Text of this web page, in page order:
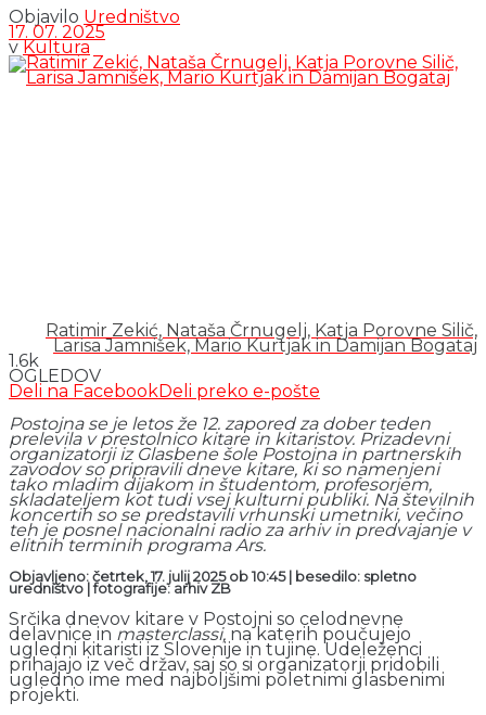
Objavilo Uredništvo
17. 07. 2025
v Kultura
Ratimir Zekić, Nataša Črnugelj, Katja Porovne Silič,
Larisa Jamnišek, Mario Kurtjak in Damijan Bogataj
1.6k
OGLEDOV
Deli na FacebookDeli preko e-pošte
Postojna se je letos že 12. zapored za dober teden
prelevila v prestolnico kitare in kitaristov. Prizadevni
organizatorji iz Glasbene šole Postojna in partnerskih
zavodov so pripravili dneve kitare, ki so namenjeni
tako mladim dijakom in študentom, profesorjem,
skladateljem kot tudi vsej kulturni publiki. Na številnih
koncertih so se predstavili vrhunski umetniki, večino
teh je posnel nacionalni radio za arhiv in predvajanje v
elitnih terminih programa Ars.
Objavljeno: četrtek, 17. julij 2025 ob 10:45 | besedilo: spletno
uredništvo |fotografije: arhiv ZB
Srčika dnevov kitare v Postojni so celodnevne
delavnice in masterclassi, na katerih poučujejo
ugledni kitaristi iz Slovenije in tujine. Udeleženci
prihajajo iz več držav, saj so si organizatorji pridobili
ugledno ime med najboljšimi poletnimi glasbenimi
projekti.